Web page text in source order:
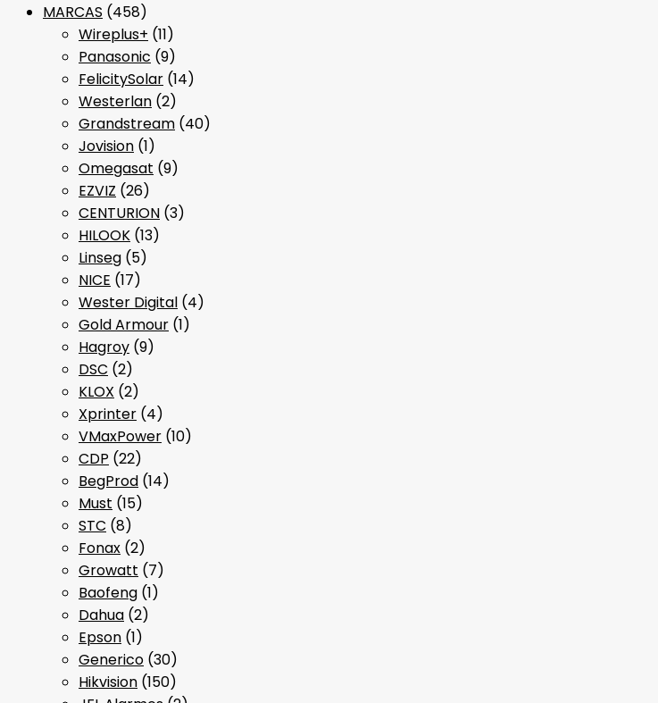
MARCAS (458)
Wireplus+ (11)
Panasonic (9)
FelicitySolar (14)
Westerlan (2)
Grandstream (40)
Jovision (1)
Omegasat (9)
EZVIZ (26)
CENTURION (3)
HILOOK (13)
Linseg (5)
NICE (17)
Wester Digital (4)
Gold Armour (1)
Hagroy (9)
DSC (2)
KLOX (2)
Xprinter (4)
VMaxPower (10)
CDP (22)
BegProd (14)
Must (15)
STC (8)
Fonax (2)
Growatt (7)
Baofeng (1)
Dahua (2)
Epson (1)
Generico (30)
Hikvision (150)